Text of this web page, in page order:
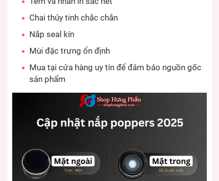
Chai thủy tinh chắc chắn
Nắp seal kín
Mùi đặc trưng ổn định
Mua tại cửa hàng uy tín để đảm bảo nguồn gốc
sản phẩm